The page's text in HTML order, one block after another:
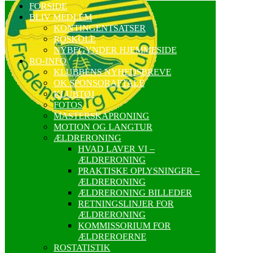
FORSIDE
BLIV MEDLEM
KONTINGENTSATSER
ROSKOLE
NYBEGYNDER HJEMMESIDE
RO-INFO
KLUBBENS NYHEDSBREVE
OK SPONSORAFTALE
KLUBTØJ
FOTOS
MASTERSKAPRONING
MOTION OG LANGTUR
ÆLDRERONING
HVAD LAVER VI –
ÆLDRERONING
PRAKTISKE OPLYSNINGER –
ÆLDRERONING
ÆLDRERONING BILLEDER
RETNINGSLINJER FOR
ÆLDRERONING
KOMMISSORIUM FOR
ÆLDREROERNE
ROSTATISTIK